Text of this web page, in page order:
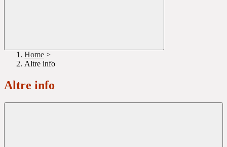
Home >
Altre info
Altre info